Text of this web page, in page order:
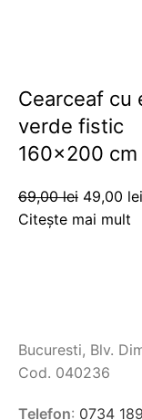
Cearceaf cu
verde fistic
160×200 cm
69,00lei 49,00 lei
Citește mai mult
Bucuresti, Blv.
Cod. 040236
Telefon: 0734